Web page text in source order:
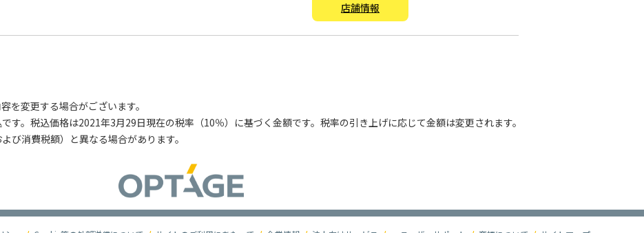
店舗情報
を変更する場合がございます。
す。税込価格は2021年3月29日現在の税率（10％）に基づく金額です。税率の引き上げに応じて金額は変更されます。
び消費税額）と異なる場合があります。